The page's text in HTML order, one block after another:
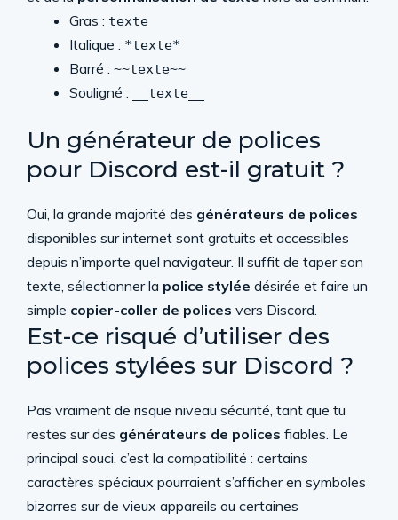
Gras : texte
Italique : *texte*
Barré : ~~texte~~
Souligné : __texte__
Un générateur de polices
pour Discord est-il gratuit ?
Oui, la grande majorité des générateurs de polices
disponibles sur internet sont gratuits et accessibles
depuis n’importe quel navigateur. Il suffit de taper son
texte, sélectionner la police stylée désirée et faire un
simple copier-coller de polices vers Discord.
Est-ce risqué d’utiliser des
polices stylées sur Discord ?
Pas vraiment de risque niveau sécurité, tant que tu
restes sur des générateurs de polices fiables. Le
principal souci, c’est la compatibilité : certains
caractères spéciaux pourraient s’afficher en symboles
bizarres sur de vieux appareils ou certaines